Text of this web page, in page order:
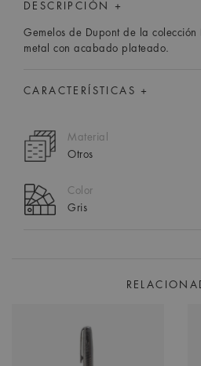
DESCRIPCIÓN +
Gemelos de Dupont de la colección
metal con acabado plateado.
CARACTERÍSTICAS +
Material
Otros
Color
Gris